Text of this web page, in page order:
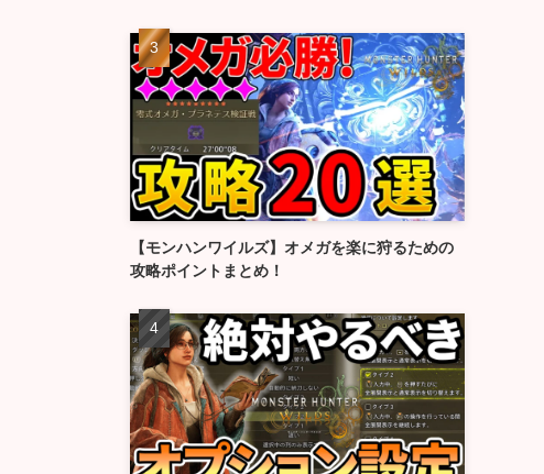
【モンハンワイルズ】オメガを楽に狩るための
攻略ポイントまとめ！